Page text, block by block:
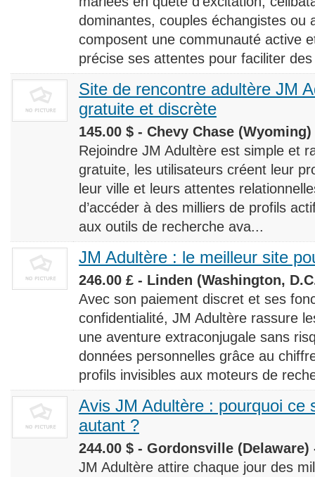
dominantes, couples échangistes ou
composent une communauté active
précise ses attentes pour faciliter
Site de rencontre adultère JM
gratuite et discrète
145.00 $ - Chevy Chase (Wyoming)
Rejoindre JM Adultère est simple et
gratuite, les utilisateurs créent leur
leur ville et leurs attentes
d’accéder à des milliers de profils
aux outils de recherche ava...
JM Adultère : le meilleur site
246.00 £ - Linden (Washington,
Avec son paiement discret et ses
confidentialité, JM Adultère rassure
une aventure extraconjugale sans
données personnelles grâce au
profils invisibles aux moteurs de
Avis JM Adultère : pourquoi ce
autant ?
244.00 $ - Gordonsville (Delaware)
JM Adultère attire chaque jour des